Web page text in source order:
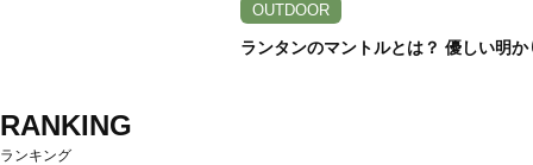
OUTDOOR
ランタンのマントルとは？ 優しい明
RANKING
ランキング